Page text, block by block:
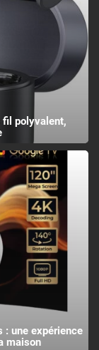
fil polyvalent,
: une expérience
maison